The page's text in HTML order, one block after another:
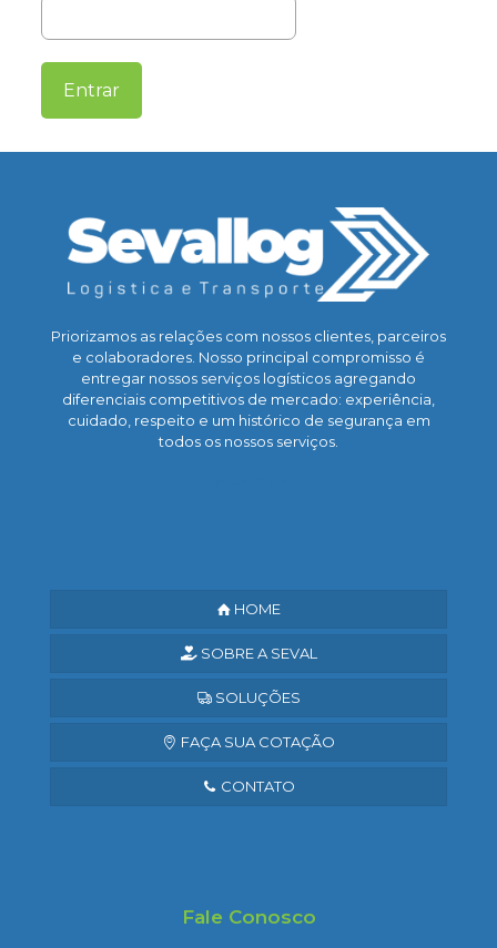
Priorizamos as relações com nossos clientes, parceiros
e colaboradores. Nosso principal compromisso é
entregar nossos serviços logísticos agregando
diferenciais competitivos de mercado: experiência,
cuidado, respeito e um histórico de segurança em
todos os nossos serviços.
HOME
SOBRE A SEVAL
SOLUÇÕES
FAÇA SUA COTAÇÃO
CONTATO
Fale Conosco